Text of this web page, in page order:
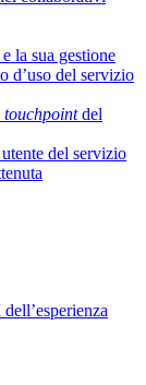
la sua gestione
d’uso del servizio
touchpointdel
del servizio